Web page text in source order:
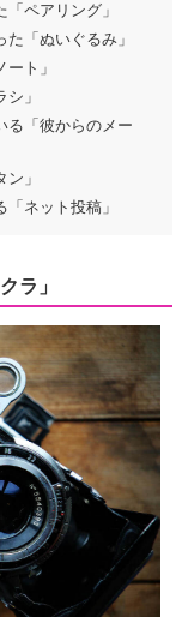
ペアリング」
「ぬいぐるみ」
ト」
」
る「彼からのメー
」
ネット投稿」
ラ」